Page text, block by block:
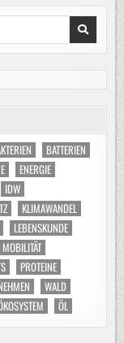
BATTERIEN
ENERGIE
IDW
KLIMAWANDEL
LEBENSKUNDE
MOBILITÄT
PROTEINE
WALD
ÖL